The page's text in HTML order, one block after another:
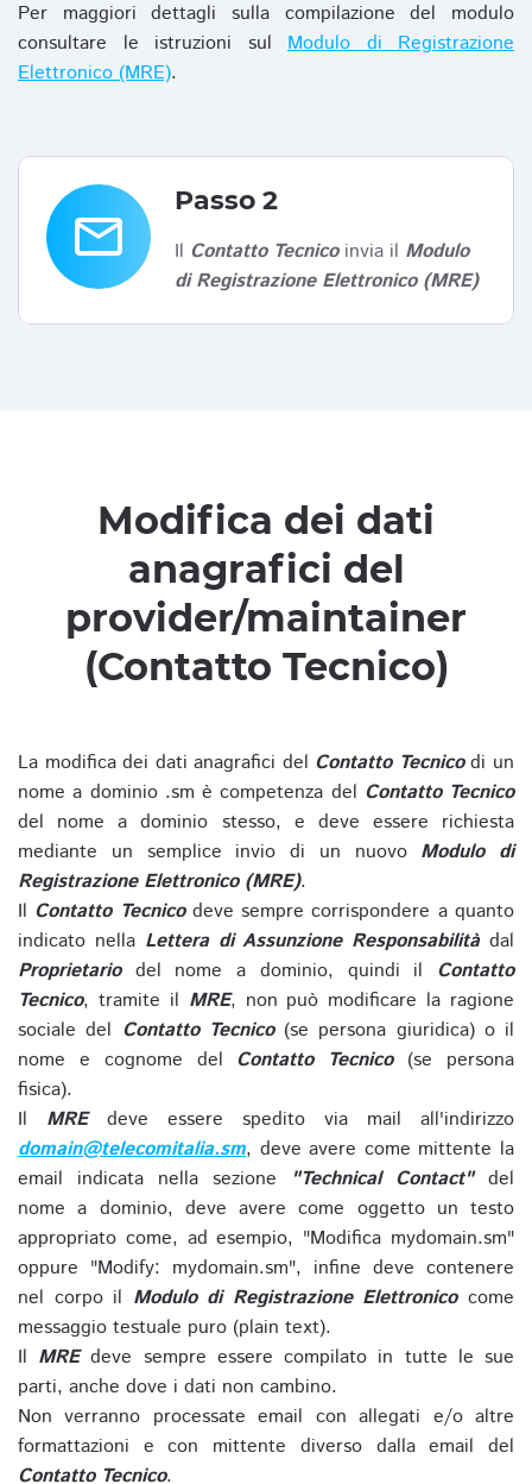
Per maggiori dettagli sulla compilazione del modulo
consultare le istruzioni sul Modulo di Registrazione
Elettronico (MRE).
email
Passo 2
Il Contatto Tecnicoinvia il Modulo
di Registrazione Elettronico (MRE)
Modifica dei dati
anagrafici del
provider/maintainer
(Contatto Tecnico)
La modifica dei dati anagrafici del Contatto Tecnicodi un
nome a dominio .sm è competenza del Contatto Tecnico
del nome a dominio stesso, e deve essere richiesta
mediante un semplice invio di un nuovo Modulo di
Registrazione Elettronico (MRE).
Il Contatto Tecnicodeve sempre corrispondere a quanto
indicato nella Lettera di Assunzione Responsabilitàdal
Proprietariodel nome a dominio, quindi il Contatto
Tecnico, tramite il MRE, non può modificare la ragione
sociale del Contatto Tecnico(se persona giuridica) o il
nome e cognome del Contatto Tecnico(se persona
fisica).
Il MREdeve essere spedito via mail all'indirizzo
domain@telecomitalia.sm, deve avere come mittente la
email indicata nella sezione
"Technical Contact"del
nome a dominio, deve avere come oggetto un testo
appropriato come, ad esempio, "Modifica mydomain.sm"
oppure "Modify: mydomain.sm", infine deve contenere
nel corpo il Modulo di Registrazione Elettronicocome
messaggio testuale puro (plain text).
Il MREdeve sempre essere compilato in tutte le sue
parti, anche dove i dati non cambino.
Non verranno processate email con allegati e/o altre
formattazioni e con mittente diverso dalla email del
Contatto Tecnico.